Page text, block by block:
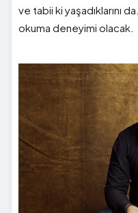
ve tabii ki yaşadıklarını
okuma deneyimi olacak.